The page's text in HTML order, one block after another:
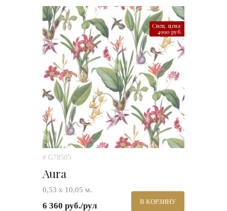
Спец. цена:
4990 руб.
# G78505
Aura
0,53 х 10,05 м.
6 360 руб./рул В КОРЗИНУ